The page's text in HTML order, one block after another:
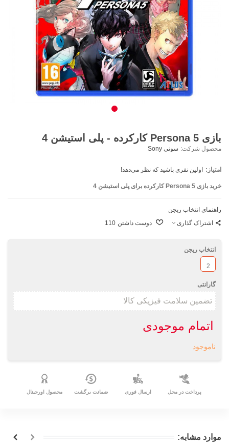
بازی Persona 5 کارکرده - پلی استیشن 4
محصول شرکت: سونی Sony
امتیاز: اولین نفری باشید که نظر می‌دهد!
خرید بازی Persona 5 کارکرده برای پلی استیشن 4
راهنمای انتخاب ریجن
اشتراک گذاری
دوست داشتن 110
انتخاب ریجن
2
گارانتی
اتمام موجودی
ناموجود
پرداخت در محل ارسال فوری ضمانت برگشت محصول اورجینال
موارد مشابه: